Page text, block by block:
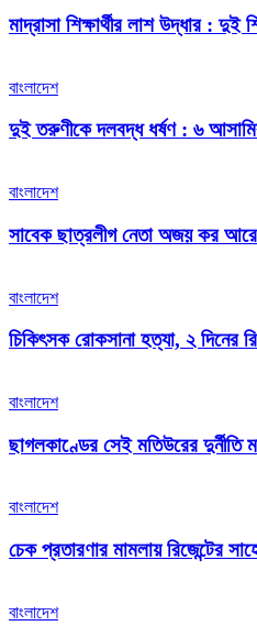
মাদ্রাসা শিক্ষার্থীর লাশ উদ্ধার : দুই
বাংলাদেশ
দুই তরুণীকে দলবদ্ধ ধর্ষণ : ৬
বাংলাদেশ
সাবেক ছাত্রলীগ নেতা অজয় কর
বাংলাদেশ
চিকিৎসক রোকসানা হত্যা, ২ দিনের
বাংলাদেশ
ছাগলকাণ্ডের সেই মতিউরের দুর্নীতি
বাংলাদেশ
চেক প্রতারণার মামলায় রিজেন্টের
বাংলাদেশ